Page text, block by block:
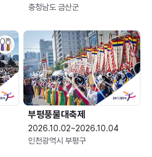
충청남도 금산군
부평풍물대축제
2026.10.02~2026.10.04
인천광역시 부평구